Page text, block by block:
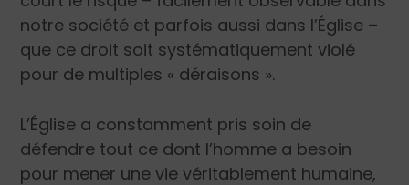
notre société et parfois aussi dans l’Église –
que ce droit soit systématiquement violé
pour de multiples « déraisons ».
L’Église a constamment pris soin de
défendre tout ce dont l’homme a besoin
pour mener une vie véritablement humaine,